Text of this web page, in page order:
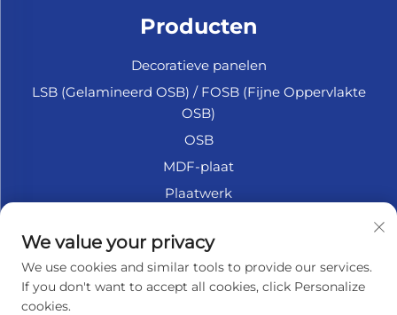
Producten
Decoratieve panelen
LSB (Gelamineerd OSB) / FOSB (Fijne Oppervlakte
OSB)
OSB
MDF-plaat
Plaatwerk
Fiberplaat
Accessoires
We value your privacy
We use cookies and similar tools to provide our services.
If you don't want to accept all cookies, click Personalize
cookies.